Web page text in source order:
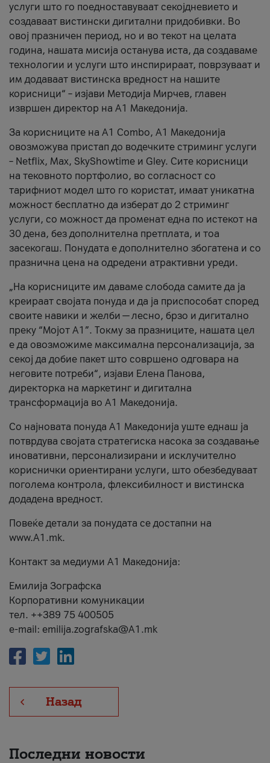
услуги што го поедноставуваат секојдневието и
создаваат вистински дигитални придобивки. Во
овој празничен период, но и во текот на целата
година, нашата мисија останува иста, да создаваме
технологии и услуги што инспирираат, поврзуваат и
им додаваат вистинска вредност на нашите
корисници“ – изјави Методија Мирчев, главен
извршен директор на А1 Македонија.
За корисниците на A1 Combo, А1 Македонија
овозможува пристап до водечките стриминг услуги
– Netflix, Max, SkyShowtime и Gley. Сите корисници
на тековното портфолио, во согласност со
тарифниот модел што го користат, имаат уникатна
можност бесплатно да изберат до 2 стриминг
услуги, со можност да променат една по истекот на
30 дена, без дополнителна претплата, и тоа
засекогаш. Понудата е дополнително збогатена и со
празнична цена на одредени атрактивни уреди.
„На корисниците им даваме слобода самите да ја
креираат својата понуда и да ја приспособат според
своите навики и желби — лесно, брзо и дигитално
преку “Мојот А1”. Токму за празниците, нашата цел
е да овозможиме максимална персонализација, за
секој да добие пакет што совршено одговара на
неговите потреби“, изјави Елена Панова,
директорка на маркетинг и дигитална
трансформација во А1 Македонија.
Со најновата понуда А1 Македонија уште еднаш ја
потврдува својата стратегиска насока за создавање
иновативни, персонализирани и исклучително
кориснички ориентирани услуги, што обезбедуваат
поголема контрола, флексибилност и вистинска
додадена вредност.
Повеќе детали за понудата се достапни на
www.А1.mk.
Контакт за медиуми А1 Македонија:
Емилија Зографска
Корпоративни комуникации
тел. ++389 75 400505
e-mail: emilija.zografska@A1.mk
Назад
Последни новости